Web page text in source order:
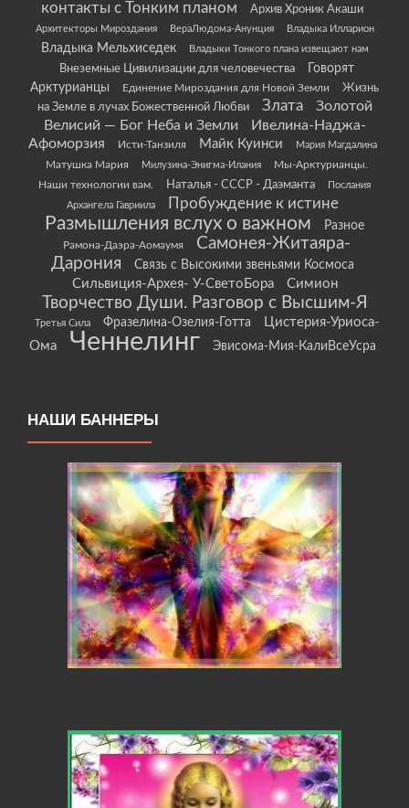
контакты с Тонким планом
Архив Хроник Акаши
Архитекторы Мироздания ВераЛюдома-Анунция Владыка Илларион
Владыка Мельхиседек Владыки Тонкого плана извещают нам
Внеземные Цивилизации для человечества
Говорят
Арктурианцы
Единение Мироздания для Новой Земли
Жизнь
на Земле в лучах Божественной Любви
Злата
Золотой
Велисий — Бог Неба и Земли
Ивелина-Наджа-
Афоморзия
Исти-Танзиля Майк Куинси Мария Магдалина
Матушка Мария Милузина-Энигма-Илания
Мы-Арктурианцы.
Наши технологии вам.
Наталья - СССР - Даэманта
Послания
Архангела Гавриила
Пробуждение к истине
Размышления вслух о важном Разное
Рамона-Даэра-Аомаумя
Самонея-Житаяра-
Дарония
Связь с Высокими звеньями Космоса
Сильвиция-Архея- У-СветоБора Симион
Творчество Души. Разговор с Высшим-Я
Третья Сила Фразелина-Озелия-Готта
Цистерия-Уриоса-
Ома
Ченнелинг Эвисома-Мия-КалиВсеУсра
НАШИ БАННЕРЫ